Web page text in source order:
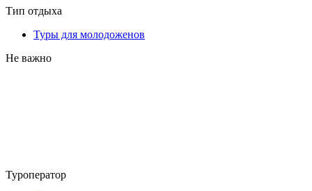
Тип отдыха
Туры для молодоженов
Не важно
Туроператор